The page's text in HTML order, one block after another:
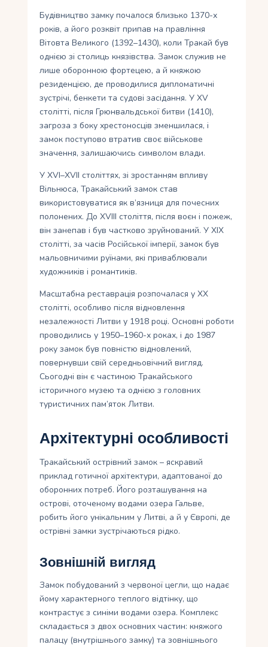
Будівництво замку почалося близько 1370-х
років, а його розквіт припав на правління
Вітовта Великого (1392–1430), коли Тракай був
однією зі столиць князівства. Замок служив не
лише оборонною фортецею, а й княжою
резиденцією, де проводилися дипломатичні
зустрічі, бенкети та судові засідання. У XV
столітті, після Грюнвальдської битви (1410),
загроза з боку хрестоносців зменшилася, і
замок поступово втратив своє військове
значення, залишаючись символом влади.
У XVI–XVII століттях, зі зростанням впливу
Вільнюса, Тракайський замок став
використовуватися як в’язниця для почесних
полонених. До XVIII століття, після воєн і пожеж,
він занепав і був частково зруйнований. У XIX
столітті, за часів Російської імперії, замок був
мальовничими руїнами, які приваблювали
художників і романтиків.
Масштабна реставрація розпочалася у XX
столітті, особливо після відновлення
незалежності Литви у 1918 році. Основні роботи
проводились у 1950–1960-х роках, і до 1987
року замок був повністю відновлений,
повернувши свій середньовічний вигляд.
Сьогодні він є частиною Тракайського
історичного музею та однією з головних
туристичних пам’яток Литви.
Архітектурні особливості
Тракайський острівний замок – яскравий
приклад готичної архітектури, адаптованої до
оборонних потреб. Його розташування на
острові, оточеному водами озера Гальве,
робить його унікальним у Литві, а й у Європі, де
острівні замки зустрічаються рідко.
Зовнішній вигляд
Замок побудований з червоної цегли, що надає
йому характерного теплого відтінку, що
контрастує з синіми водами озера. Комплекс
складається з двох основних частин: княжого
палацу (внутрішнього замку) та зовнішнього